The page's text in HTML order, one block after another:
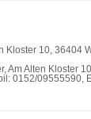
Kloster 10, 36404
Am Alten Kloster
0152/09555590,